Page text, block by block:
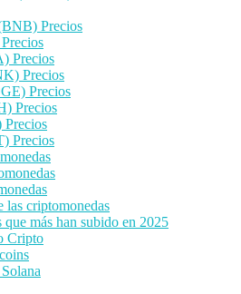
Precios
Precios
Precios
Precios
Precios
Precios
las criptomonedas
que más han subido en 2025
Cripto